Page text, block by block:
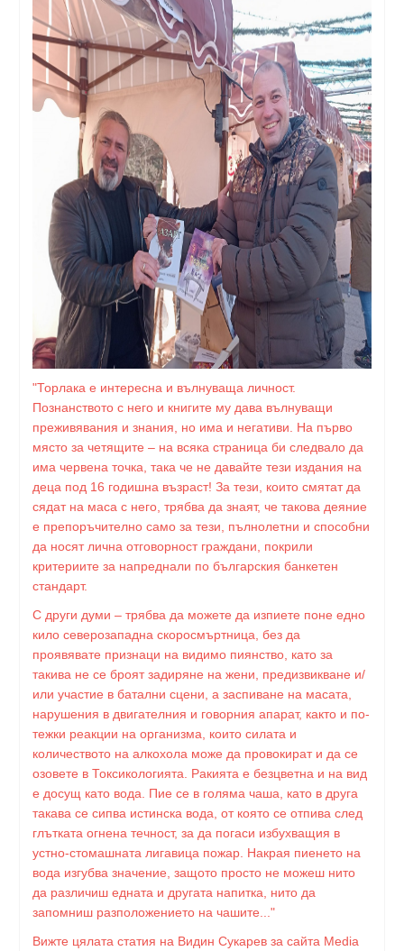
"Торлака е интересна и вълнуваща личност.
Познанството с него и книгите му дава вълнуващи
преживявания и знания, но има и негативи. На първо
място за четящите – на всяка страница би следвало да
има червена точка, така че не давайте тези издания на
деца под 16 годишна възраст! За тези, които смятат да
сядат на маса с него, трябва да знаят, че такова деяние
е препоръчително само за тези, пълнолетни и способни
да носят лична отговорност граждани, покрили
критериите за напреднали по българския банкетен
стандарт.
С други думи – трябва да можете да изпиете поне едно
кило северозападна скоросмъртница, без да
проявявате признаци на видимо пиянство, като за
такива не се броят задиряне на жени, предизвикване и/
или участие в батални сцени, а заспиване на масата,
нарушения в двигателния и говорния апарат, както и по-
тежки реакции на организма, които силата и
количеството на алкохола може да провокират и да се
озовете в Токсикологията. Ракията е безцветна и на вид
е досущ като вода. Пие се в голяма чаша, като в друга
такава се сипва истинска вода, от която се отпива след
глътката огнена течност, за да погаси избухващия в
устно-стомашната лигавица пожар. Накрая пиенето на
вода изгубва значение, защото просто не можеш нито
да различиш едната и другата напитка, нито да
запомниш разположението на чашите..."
Вижте цялата статия на Видин Сукарев за сайта Media